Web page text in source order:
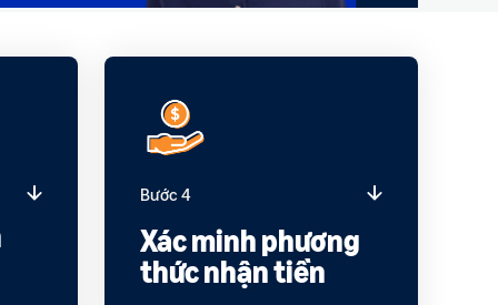
Bước 4
Xác minh phương
thức nhận tiền